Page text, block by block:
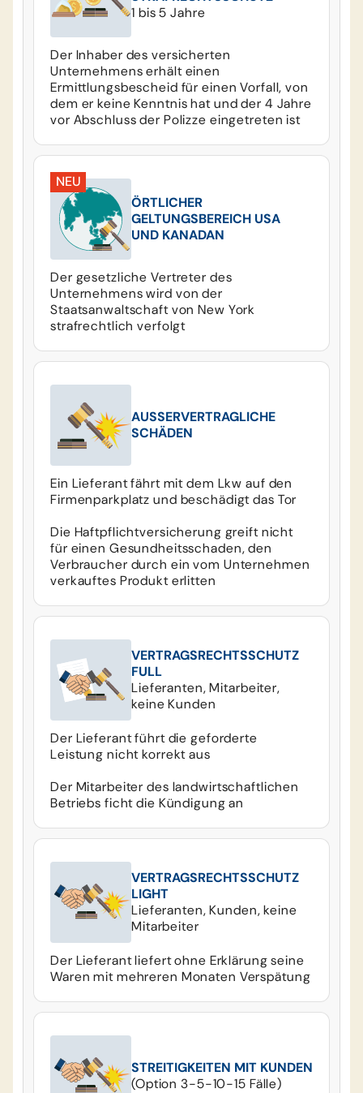
1 bis 5 Jahre
Der Inhaber des versicherten
Unternehmens erhält einen
Ermittlungsbescheid für einen Vorfall, von
dem er keine Kenntnis hat und der 4 Jahre
vor Abschluss der Polizze eingetreten ist
NEU
ÖRTLICHER
GELTUNGSBEREICH USA
UND KANADAN
Der gesetzliche Vertreter des
Unternehmens wird von der
Staatsanwaltschaft von New York
strafrechtlich verfolgt
AUSSERVERTRAGLICHE
SCHÄDEN
Ein Lieferant fährt mit dem Lkw auf den
Firmenparkplatz und beschädigt das Tor
Die Haftpflichtversicherung greift nicht
für einen Gesundheitsschaden, den
Verbraucher durch ein vom Unternehmen
verkauftes Produkt erlitten
VERTRAGSRECHTSSCHUTZ
FULL
Lieferanten, Mitarbeiter,
keine Kunden
Der Lieferant führt die geforderte
Leistung nicht korrekt aus
Der Mitarbeiter des landwirtschaftlichen
Betriebs ficht die Kündigung an
VERTRAGSRECHTSSCHUTZ
LIGHT
Lieferanten, Kunden, keine
Mitarbeiter
Der Lieferant liefert ohne Erklärung seine
Waren mit mehreren Monaten Verspätung
STREITIGKEITEN MIT KUNDEN
(Option 3-5-10-15 Fälle)